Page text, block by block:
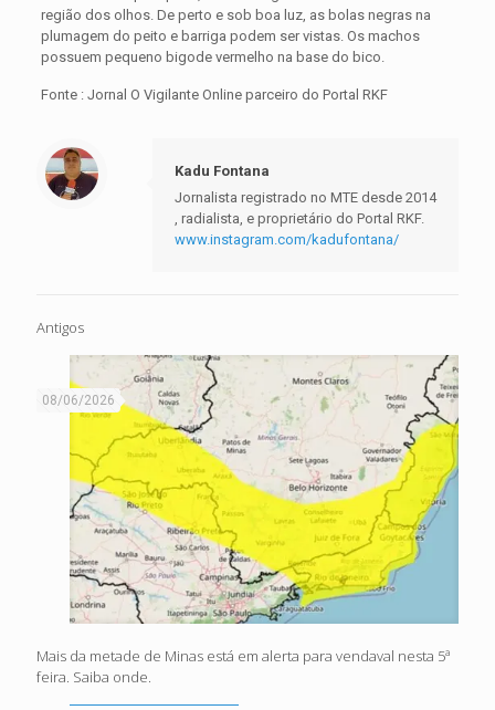
região dos olhos. De perto e sob boa luz, as bolas negras na
plumagem do peito e barriga podem ser vistas. Os machos
possuem pequeno bigode vermelho na base do bico.
Fonte : Jornal O Vigilante Online parceiro do Portal RKF
Kadu Fontana
Jornalista registrado no MTE desde 2014
, radialista, e proprietário do Portal RKF.
www.instagram.com/kadufontana/
Antigos
08/06/2026
Mais da metade de Minas está em alerta para vendaval nesta 5ª
feira. Saiba onde.